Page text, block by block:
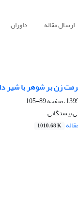
ارسال مقاله داوران
زن بر شوهر با شیر
89-105
بیستگانی
1010.68 K